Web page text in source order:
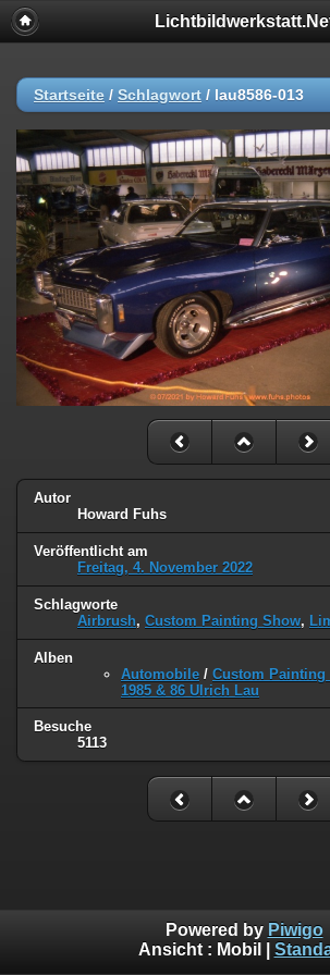
Startseite / Schlagwort / lau8586-013
Autor
Howard Fuhs
Veröffentlicht am
Freitag, 4. November 2022
Schlagworte
Airbrush, Custom Painting Show,
Alben
Automobile / Custom
1985 & 86 Ulrich Lau
Besuche
5113
Powered by Piwigo
Ansicht : Mobil